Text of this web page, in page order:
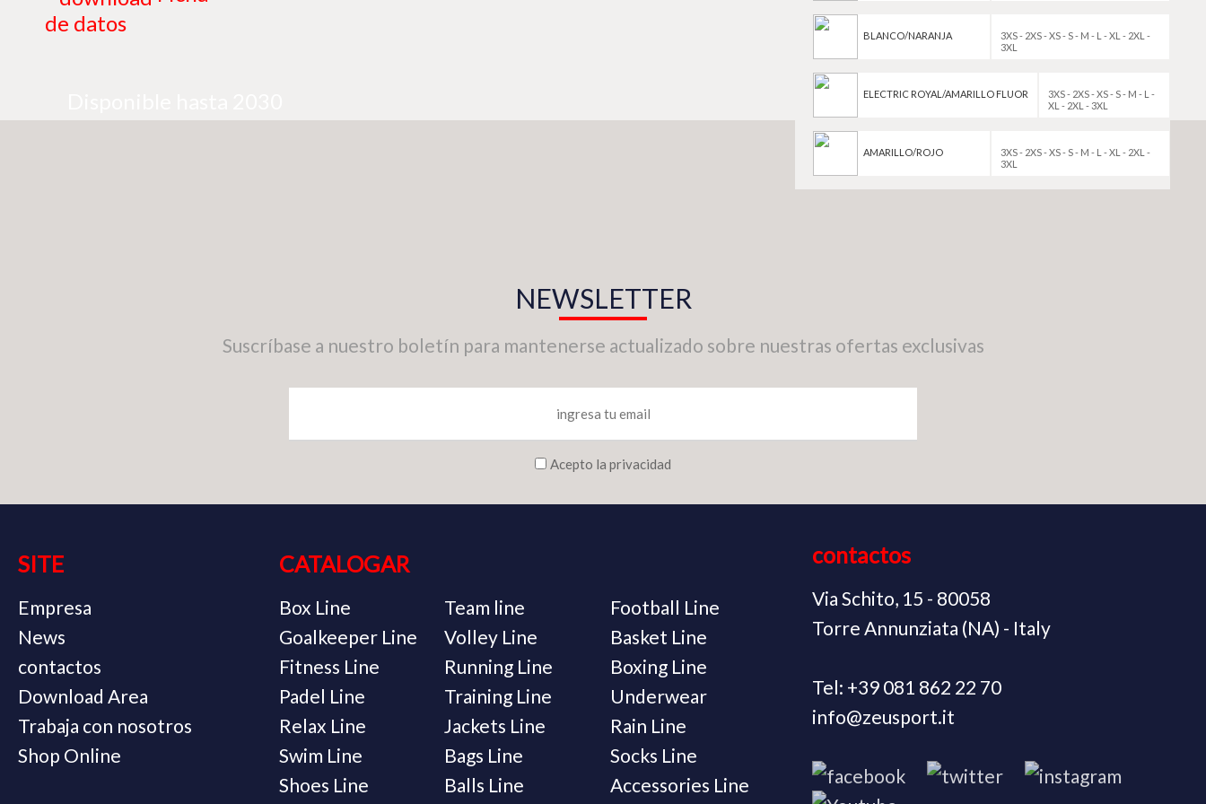
de datos
BLANCO/NARANJA
3XS - 2XS - XS - S - M - L - XL - 2XL -
3XL
ELECTRIC ROYAL/AMARILLO FLUOR
3XS - 2XS - XS - S - M - L -
XL - 2XL - 3XL
AMARILLO/ROJO
3XS - 2XS - XS - S - M - L - XL - 2XL -
3XL
NEWSLETTER
Suscríbase a nuestro boletín para mantenerse actualizado sobre nuestras ofertas exclusivas
Acepto la privacidad
SITE
Empresa
News
contactos
Download Area
Trabaja con nosotros
Shop Online
CATALOGAR
Box Line Team line
Football Line
Goalkeeper Line
Volley Line
Basket Line
Fitness Line
Running Line
Boxing Line
Padel Line
Training Line
Underwear
Relax Line
Jackets Line
Rain Line
Swim Line
Bags Line
Socks Line
Shoes Line
Balls Line
Accessories Line
contactos
Via Schito, 15 - 80058
Torre Annunziata (NA) - Italy
Tel: +39 081 862 22 70
info@zeusport.it